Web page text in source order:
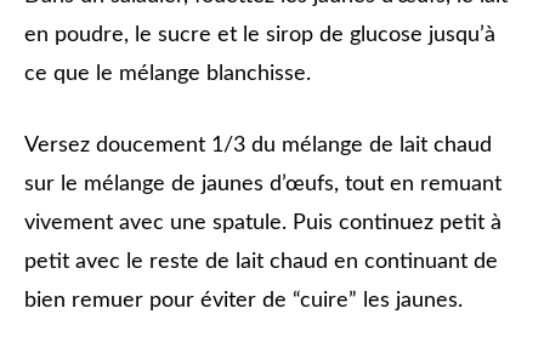
en poudre, le sucre et le sirop de glucose jusqu’à
ce que le mélange blanchisse.
Versez doucement 1/3 du mélange de lait chaud
sur le mélange de jaunes d’œufs, tout en remuant
vivement avec une spatule. Puis continuez petit à
petit avec le reste de lait chaud en continuant de
bien remuer pour éviter de “cuire” les jaunes.